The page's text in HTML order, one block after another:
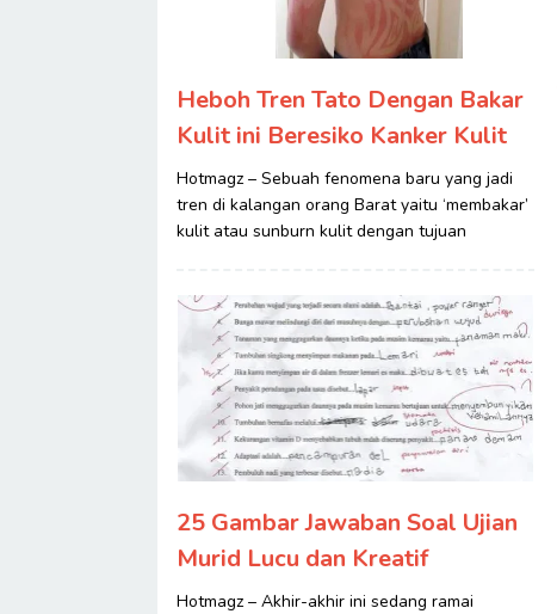
Heboh Tren Tato Dengan Bakar
Kulit ini Beresiko Kanker Kulit
Hotmagz – Sebuah fenomena baru yang jadi
tren di kalangan orang Barat yaitu ‘membakar’
kulit atau sunburn kulit dengan tujuan
25 Gambar Jawaban Soal Ujian
Murid Lucu dan Kreatif
Hotmagz – Akhir-akhir ini sedang ramai